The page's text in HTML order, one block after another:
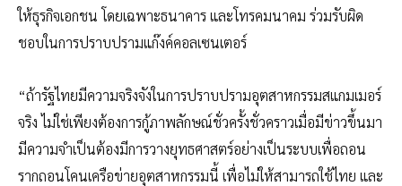
ให้ธุรกิจเอกชน โดยเฉพาะธนาคาร และโทรคมนาคม ร่วมรับผิด
ชอบในการปราบปรามแก๊งค์คอลเซนเตอร์
“ถ้ารัฐไทยมีความจริงจังในการปราบปรามอุตสาหกรรมสแกมเมอร์
จริง ไม่ใช่เพียงต้องการกู้ภาพลักษณ์ชั่วครั้งชั่วคราวเมื่อมีข่าวขึ้นมา
มีความจำเป็นต้องมีการวางยุทธศาสตร์อย่างเป็นระบบเพื่อถอน
รากถอนโคนเครือข่ายอุตสาหกรรมนี้ เพื่อไม่ให้สามารถใช้ไทย และ